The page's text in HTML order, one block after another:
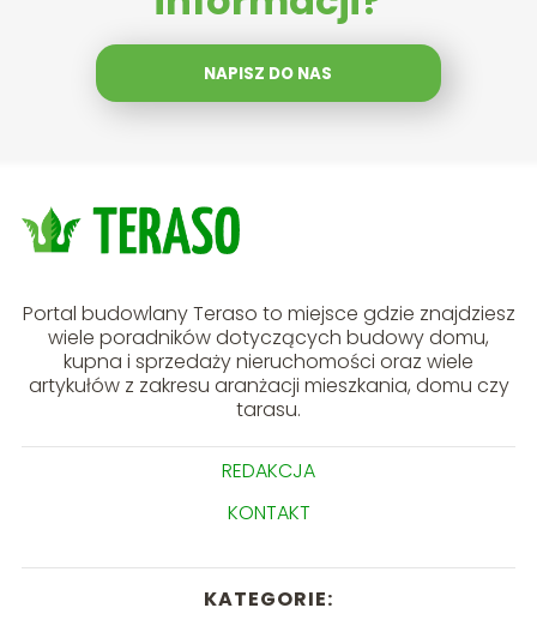
NAPISZ DO NAS
Portal budowlany Teraso to miejsce gdzie znajdziesz
wiele poradników dotyczących budowy domu,
kupna i sprzedaży nieruchomości oraz wiele
artykułów z zakresu aranżacji mieszkania, domu czy
tarasu.
REDAKCJA
KONTAKT
KATEGORIE: